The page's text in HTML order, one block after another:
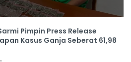
Pimpin Press Release
Kasus Ganja Seberat 61,98